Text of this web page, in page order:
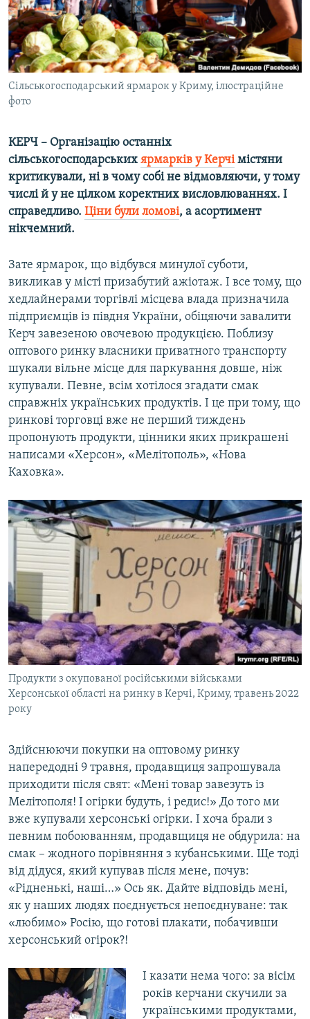
ВІДЕОУРОКИ «ELIFBE»
СВІДЧЕННЯ ОКУПАЦІЇ
УКРАЇНСЬКА ПРОБЛЕМА КРИМУ
ІНФОГРАФІКА
Русский
Qırımtatar
ДОЛУЧАЙСЯ!
Усі сайти RFE/RL
Сільськогосподарський ярмарок у Криму, ілюстраційне
фото
КЕРЧ – Організацію останніх
сільськогосподарських ярмарків у Керчімістяни
критикували, ні в чому собі не відмовляючи, у тому
числі й у не цілком коректних висловлюваннях. І
справедливо. Ціни були ломові, а асортимент
нікчемний.
Зате ярмарок, що відбувся минулої суботи,
викликав у місті призабутий ажіотаж. І все тому, що
хедлайнерами торгівлі місцева влада призначила
підприємців із півдня України, обіцяючи завалити
Керч завезеною овочевою продукцією. Поблизу
оптового ринку власники приватного транспорту
шукали вільне місце для паркування довше, ніж
купували. Певне, всім хотілося згадати смак
справжніх українських продуктів. І це при тому, що
ринкові торговці вже не перший тиждень
пропонують продукти, цінники яких прикрашені
написами «Херсон», «Мелітополь», «Нова
Каховка».
Продукти з окупованої російськими військами
Херсонської області на ринку в Керчі, Криму, травень 2022
року
Здійснюючи покупки на оптовому ринку
напередодні 9 травня, продавщиця запрошувала
приходити після свят: «Мені товар завезуть із
Мелітополя! І огірки будуть, і редис!» До того ми
вже купували херсонські огірки. І хоча брали з
певним побоюванням, продавщиця не обдурила: на
смак – жодного порівняння з кубанськими. Ще тоді
від дідуся, який купував після мене, почув:
«Рідненькі, наші…» Ось як. Дайте відповідь мені,
як у наших людях поєднується непоєднуване: так
«любимо» Росію, що готові плакати, побачивши
херсонський огірок?!
І казати нема чого: за вісім
років керчани скучили за
українськими продуктами,